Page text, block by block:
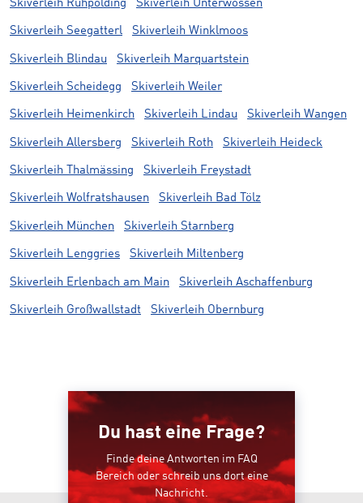
Skiverleih Ruhpolding Skiverleih Unterwössen
Skiverleih Seegatterl Skiverleih Winklmoos
Skiverleih Blindau Skiverleih Marquartstein
Skiverleih Scheidegg Skiverleih Weiler
Skiverleih Heimenkirch Skiverleih Lindau Skiverleih Wangen
Skiverleih Allersberg Skiverleih Roth Skiverleih Heideck
Skiverleih Thalmässing Skiverleih Freystadt
Skiverleih Wolfratshausen Skiverleih Bad Tölz
Skiverleih München Skiverleih Starnberg
Skiverleih Lenggries Skiverleih Miltenberg
Skiverleih Erlenbach am Main Skiverleih Aschaffenburg
Skiverleih Großwallstadt Skiverleih Obernburg
Du hast eine Frage?
Finde deine Antworten im FAQ
Bereich oder schreib uns dort eine
Nachricht.